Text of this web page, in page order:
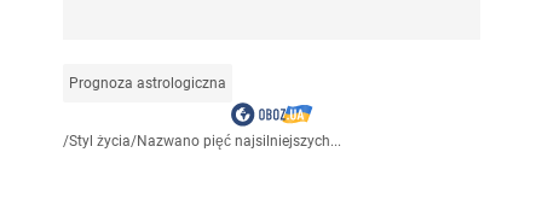
Prognoza astrologiczna
/Styl życia/Nazwano pięć najsilniejszych...